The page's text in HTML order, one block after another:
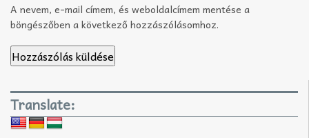
A nevem, e-mail címem, és weboldalcímem mentése a
böngészőben a következő hozzászólásomhoz.
Translate: